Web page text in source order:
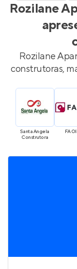
Rozilane
Rozilane
construtoras,
Santa Angela
Construtora
FA